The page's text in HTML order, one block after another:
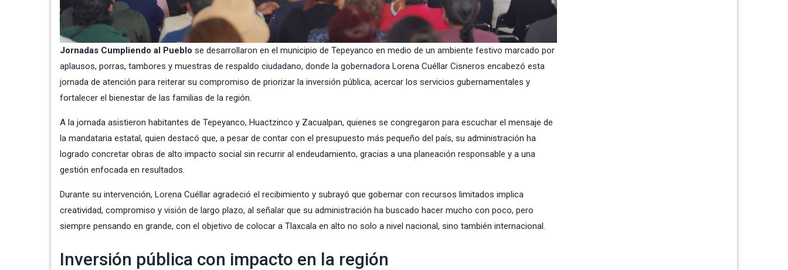
Jornadas Cumpliendo al Pueblo se desarrollaron en el municipio de Tepeyanco en medio de un ambiente festivo marcado por
aplausos, porras, tambores y muestras de respaldo ciudadano, donde la gobernadora Lorena Cuéllar Cisneros encabezó esta
jornada de atención para reiterar su compromiso de priorizar la inversión pública, acercar los servicios gubernamentales y
fortalecer el bienestar de las familias de la región.
A la jornada asistieron habitantes de Tepeyanco, Huactzinco y Zacualpan, quienes se congregaron para escuchar el mensaje de
la mandataria estatal, quien destacó que, a pesar de contar con el presupuesto más pequeño del país, su administración ha
logrado concretar obras de alto impacto social sin recurrir al endeudamiento, gracias a una planeación responsable y a una
gestión enfocada en resultados.
Durante su intervención, Lorena Cuéllar agradeció el recibimiento y subrayó que gobernar con recursos limitados implica
creatividad, compromiso y visión de largo plazo, al señalar que su administración ha buscado hacer mucho con poco, pero
siempre pensando en grande, con el objetivo de colocar a Tlaxcala en alto no solo a nivel nacional, sino también internacional.
Inversión pública con impacto en la región